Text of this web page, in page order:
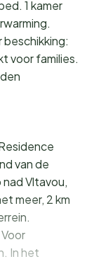
1 kamer
beschikking:
voor families.
van de
nad Vltavou,
meer, 2 km
In het